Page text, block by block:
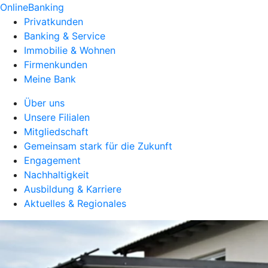
OnlineBanking
Privatkunden
Banking & Service
Immobilie & Wohnen
Firmenkunden
Meine Bank
Über uns
Unsere Filialen
Mitgliedschaft
Gemeinsam stark für die Zukunft
Engagement
Nachhaltigkeit
Ausbildung & Karriere
Aktuelles & Regionales